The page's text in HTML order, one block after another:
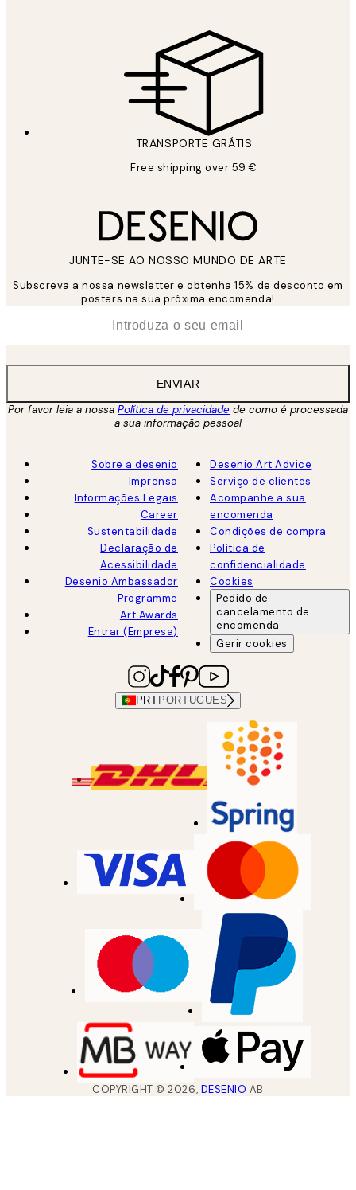
TRANSPORTE GRÁTIS
Free shipping over 59 €
JUNTE-SE AO NOSSO MUNDO DE ARTE
Subscreva a nossa newsletter e obtenha 15% de desconto em
posters na sua próxima encomenda!
ENVIAR
Por favor leia a nossa Política de privacidade de como é processada
a sua informação pessoal
Sobre a desenio
Imprensa
Informações Legais
Career
Sustentabilidade
Declaração de
Acessibilidade
Desenio Ambassador
Programme
Art Awards
Entrar (Empresa)
Desenio Art Advice
Serviço de clientes
Acompanhe a sua
encomenda
Condições de compra
Política de
confidencialidade
Cookies
Pedido de
cancelamento de
encomenda
Gerir cookies
PRT PORTUGUES
COPYRIGHT ©2026, DESENIO AB